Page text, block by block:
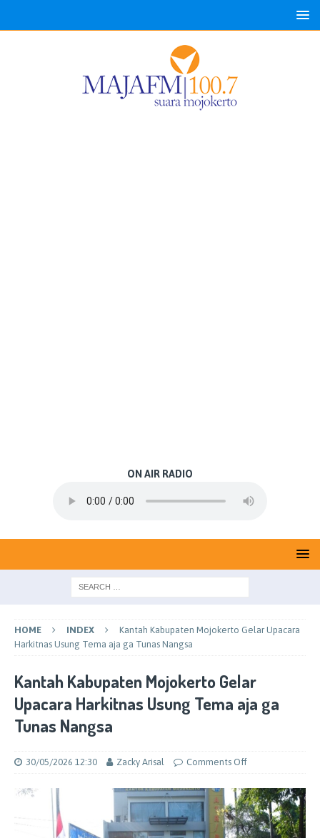
ON AIR RADIO
HOME INDEX
Kantah Kabupaten Mojokerto Gelar Upacara
Harkitnas Usung Tema aja ga Tunas Nangsa
Kantah Kabupaten Mojokerto Gelar
Upacara Harkitnas Usung Tema aja ga
Tunas Nangsa
30/05/2026 12:30 Zacky Arisal Comments Off